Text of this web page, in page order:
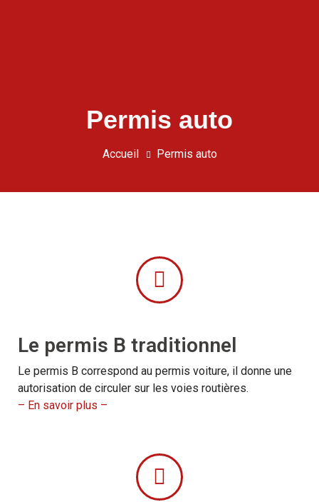
Permis auto
Accueil Permis auto
Le permis B traditionnel
Le permis B correspond au permis voiture, il donne une
autorisation de circuler sur les voies routières.
– En savoir plus –